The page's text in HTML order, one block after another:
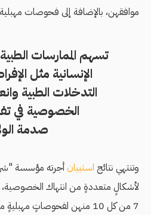
موافقهن، بالإضافة إلى فحوصات
تسهم الممارسات
الإنسانية مثل
التدخلات الطبية
الخصوصية في
صدمة
وتنتهي نتائج استبيانأجرته مؤسسة
لأشكالٍ متعددةٍ من انتهاك
7 من كل 10 منهن لفحوصاتٍ